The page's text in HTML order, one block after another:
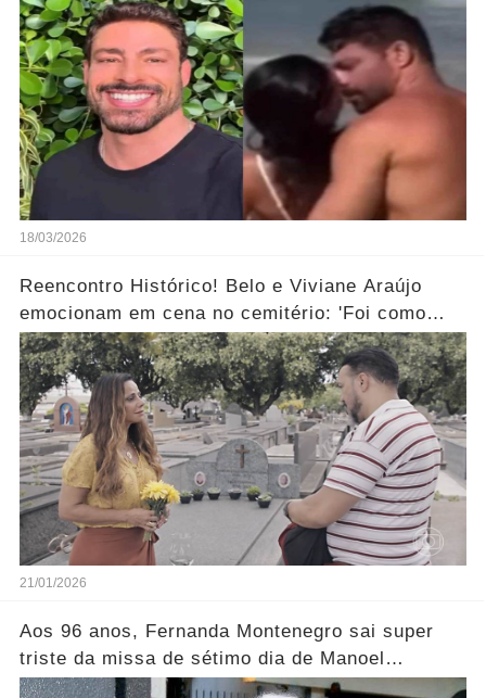
18/03/2026
Reencontro Histórico! Belo e Viviane Araújo
emocionam em cena no cemitério: 'Foi como
reviver nosso passado'... Ver mais
21/01/2026
Aos 96 anos, Fernanda Montenegro sai super
triste da missa de sétimo dia de Manoel
Carlos..... Ver mais